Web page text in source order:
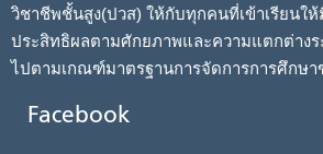
วิชาชีพชั้นสูง(ปวส) ให้กับทุกคนที่เข้าเรียนใ
ประสิทธิผลตามศักยภาพและความแตกต่างร
ไปตามเกณฑ์มาตรฐานการจัดการการศึกษา
Facebook